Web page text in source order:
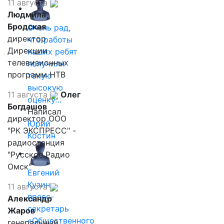
Очень рад,
что работы
наших ребят
получили
такую
высокую
оценку…
Написал
Юрий
Костин
Евгений
Кузин,
пресс-
секретарь
«Общественного
11 августа
Людмила
Бродская
директор
Дирекции
телевизионных
программ НТВ
11 августа
Олег
Богдашов
директор ООО
"РК ЭКСПРЕСС" -
радиостанция
"Русское Радио
Омск"
11 августа
Александр
Жаров